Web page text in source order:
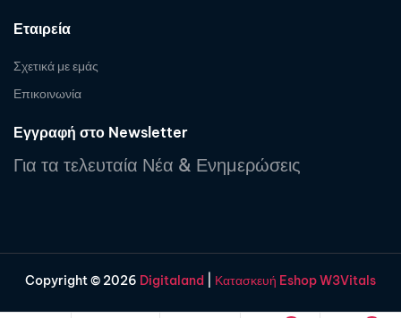
Εταιρεία
Σχετικά με εμάς
Επικοινωνία
Εγγραφή στο Newsletter
Για τα τελευταία Νέα & Ενημερώσεις
Copyright © 2026 Digitaland Κατασκευή Eshop W3Vitals